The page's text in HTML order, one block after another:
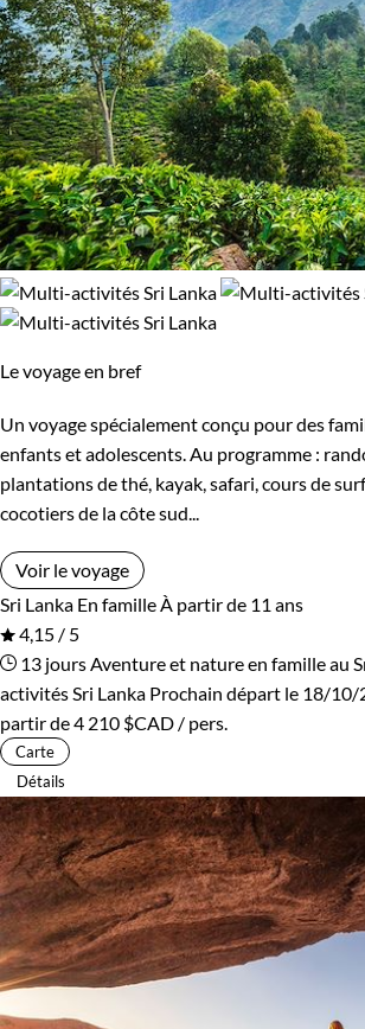
Le voyage en bref
Un voyage spécialement conçu pour des
enfants et adolescents. Au programme :
plantations de thé, kayak, safari, cours de
cocotiers de la côte sud...
Voir le voyage
Sri Lanka En famille À partir de 11 ans
4,15 / 5
13 jours Aventure et nature en famille au
activités Sri Lanka Prochain départ le 18/10/
partir de4 210 $CAD / pers.
Carte
Détails